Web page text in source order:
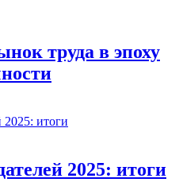
труда в эпоху
2025: итоги